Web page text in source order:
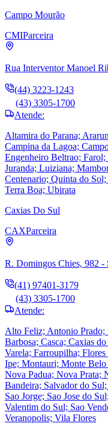
Campo Mourão
CMIParceira
Rua Interventor Manoel
(44) 3223-1243
(43) 3305-1700
Atende:
Altamira do Parana;
Campina da Lagoa;
Engenheiro Beltrao;
Juranda; Luiziana;
Centenario; Quinta do
Terra Boa; Ubirata
Caxias Do Sul
CAXParceira
R. Domingos Chies, 982 -
(41) 97401-3179
(43) 3305-1700
Atende:
Alto Feliz; Antonio Prado;
Barbosa; Casca; Caxias
Varela; Farroupilha;
Ipe; Montauri; Monte
Nova Padua; Nova Prata;
Bandeira; Salvador do
Sao Jorge; Sao Jose do
Valentim do Sul; Sao
Veranopolis; Vila Flores